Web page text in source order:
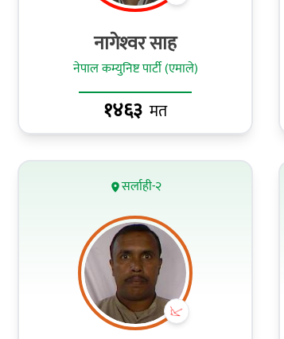
नागेश्‍वर साह
नेपाल कम्युनिष्ट पार्टी (एमाले)
१४६३ मत
सर्लाही-२